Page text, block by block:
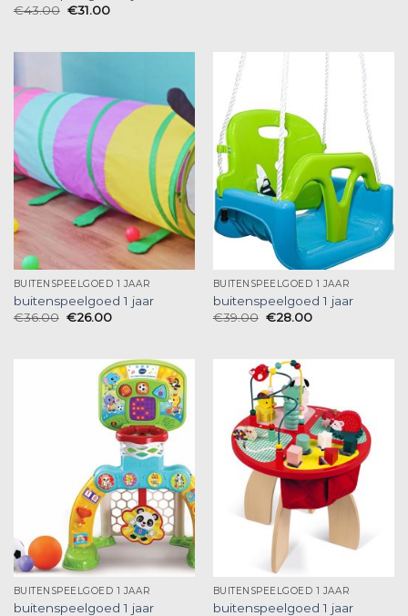
€43.00 €31.00
BUITENSPEELGOED 1 JAAR
buitenspeelgoed 1 jaar
€36.00 €26.00
BUITENSPEELGOED 1 JAAR
buitenspeelgoed 1 jaar
€39.00 €28.00
BUITENSPEELGOED 1 JAAR
buitenspeelgoed 1 jaar
BUITENSPEELGOED 1 JAAR
buitenspeelgoed 1 jaar